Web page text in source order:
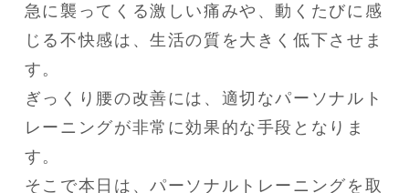
急に襲ってくる激しい痛みや、動くたびに感
じる不快感は、生活の質を大きく低下させま
す。
ぎっくり腰の改善には、適切なパーソナルト
レーニングが非常に効果的な手段となりま
す。
そこで本日は、パーソナルトレーニングを取